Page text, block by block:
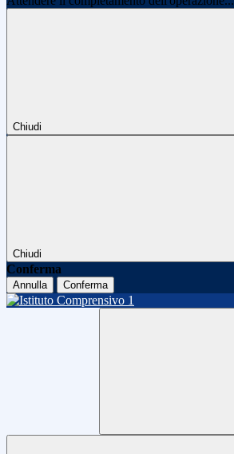
Chiudi
Chiudi
Conferma
Annulla Conferma